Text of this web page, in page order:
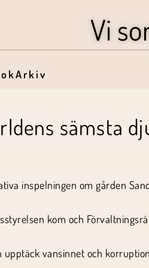
Vi
Arkiv
sämsta
inspelningen om gården
kom och
upptäck vansinnet och